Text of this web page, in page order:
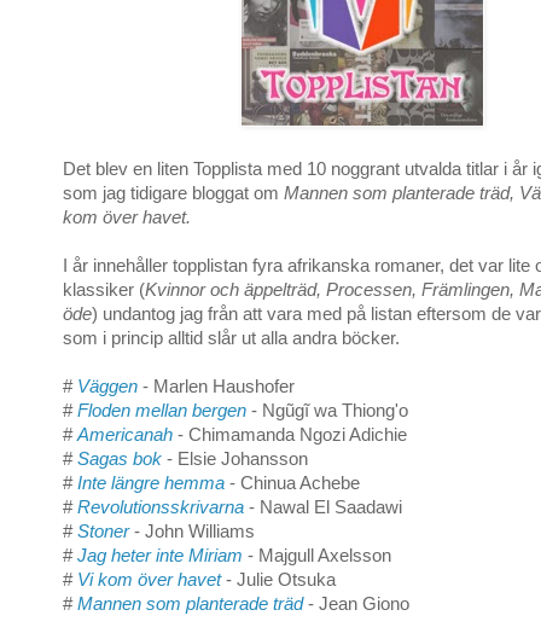
Det blev en liten Topplista med 10 noggrant utvalda titlar i år
som jag tidigare bloggat om Mannen som planterade träd,
kom över havet.
I år innehåller topplistan fyra afrikanska romaner, det var lite
klassiker (Kvinnor och äppelträd, Processen, Främlingen,
öde) undantog jag från att vara med på listan eftersom de
som i princip alltid slår ut alla andra böcker.
# Väggen - Marlen Haushofer
#Floden mellan bergen - Ngũgĩ wa Thiong'o
#Americanah - Chimamanda Ngozi Adichie
#Sagas bok - Elsie Johansson
#Inte längre hemma - Chinua Achebe
#Revolutionsskrivarna - Nawal El Saadawi
#Stoner- John Williams
#Jag heter inte Miriam - Majgull Axelsson
# Vi kom över havet- Julie Otsuka
#Mannen som planterade träd- Jean Giono